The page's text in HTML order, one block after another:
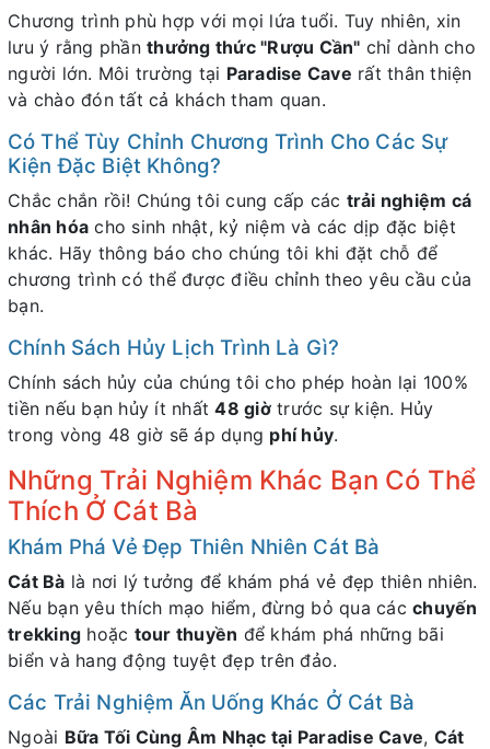
Chương trình phù hợp với mọi lứa tuổi. Tuy nhiên, xin
lưu ý rằng phần thưởng thức "Rượu Cần" chỉ dành cho
người lớn. Môi trường tại Paradise Cave rất thân thiện
và chào đón tất cả khách tham quan.
Có Thể Tùy Chỉnh Chương Trình Cho Các Sự
Kiện Đặc Biệt Không?
Chắc chắn rồi! Chúng tôi cung cấp các trải nghiệm cá
nhân hóa cho sinh nhật, kỷ niệm và các dịp đặc biệt
khác. Hãy thông báo cho chúng tôi khi đặt chỗ để
chương trình có thể được điều chỉnh theo yêu cầu của
bạn.
Chính Sách Hủy Lịch Trình Là Gì?
Chính sách hủy của chúng tôi cho phép hoàn lại 100%
tiền nếu bạn hủy ít nhất48 giờtrước sự kiện. Hủy
trong vòng 48 giờ sẽ áp dụng phí hủy.
Những Trải Nghiệm Khác Bạn Có Thể
Thích Ở Cát Bà
Khám Phá Vẻ Đẹp Thiên Nhiên Cát Bà
Cát Bà là nơi lý tưởng để khám phá vẻ đẹp thiên nhiên.
Nếu bạn yêu thích mạo hiểm, đừng bỏ qua các chuyến
trekking hoặc tour thuyền để khám phá những bãi
biển và hang động tuyệt đẹp trên đảo.
Các Trải Nghiệm Ăn Uống Khác Ở Cát Bà
Ngoài Bữa Tối Cùng Âm Nhạc tại Paradise Cave, Cát